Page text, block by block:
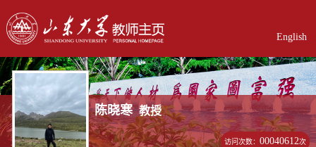
English
陈晓寒 教授
访问次数：00040612次